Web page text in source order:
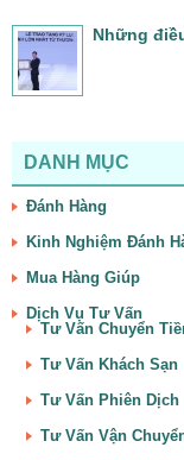
Những
DANH MỤC
Đánh Hàng
Kinh Nghiệm Đánh
Mua Hàng Giúp
Dịch Vụ Tư Vấn
Tư Vấn Chuyển
Tư Vấn Khách Sạn
Tư Vấn Phiên Dịch
Tư Vấn Vận